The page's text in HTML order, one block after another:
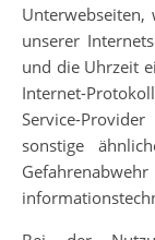
Unterwebseiten,
unserer
und die Uhrzeit
Internet-
Service-
sonstige